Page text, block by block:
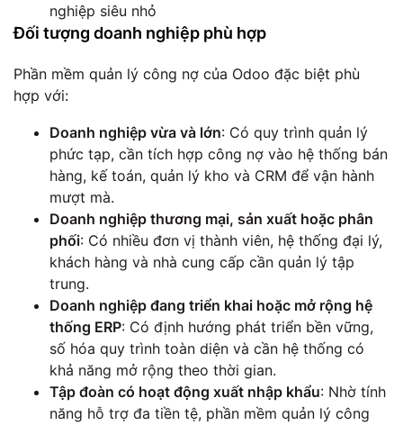
nghiệp siêu nhỏ
Đối tượng doanh nghiệp phù hợp
Phần mềm quản lý công nợ của Odoo đặc biệt phù
hợp với:
Doanh nghiệp vừa và lớn: Có quy trình quản lý
phức tạp, cần tích hợp công nợ vào hệ thống bán
hàng, kế toán, quản lý kho và CRM để vận hành
mượt mà.
Doanh nghiệp thương mại, sản xuất hoặc phân
phối: Có nhiều đơn vị thành viên, hệ thống đại lý,
khách hàng và nhà cung cấp cần quản lý tập
trung.
Doanh nghiệp đang triển khai hoặc mở rộng hệ
thống ERP: Có định hướng phát triển bền vững,
số hóa quy trình toàn diện và cần hệ thống có
khả năng mở rộng theo thời gian.
Tập đoàn có hoạt động xuất nhập khẩu: Nhờ tính
năng hỗ trợ đa tiền tệ, phần mềm quản lý công